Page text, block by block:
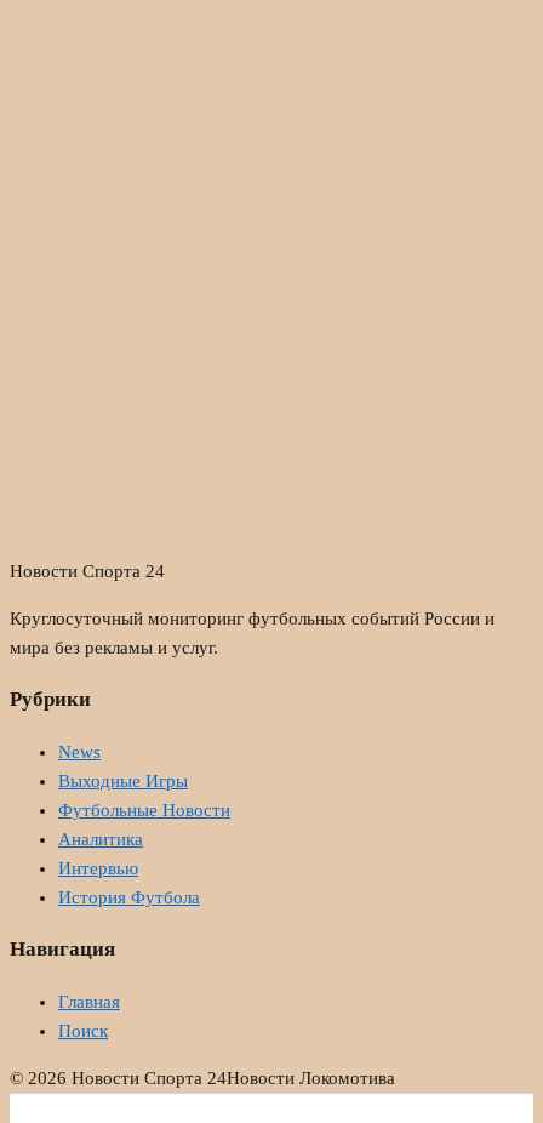
Новости Спорта 24
Круглосуточный мониторинг футбольных событий России и
мира без рекламы и услуг.
Рубрики
News
Выходные Игры
Футбольные Новости
Аналитика
Интервью
История Футбола
Навигация
Главная
Поиск
© 2026 Новости Спорта 24Новости Локомотива